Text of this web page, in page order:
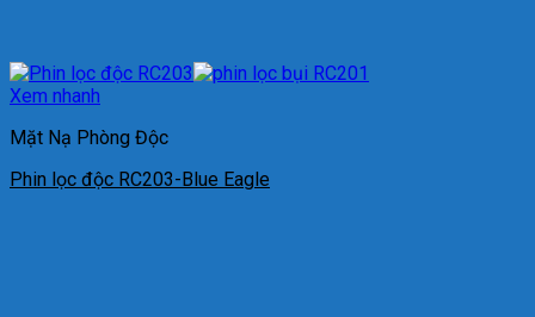
Xem nhanh
Mặt Nạ Phòng Độc
Phin lọc độc RC203-Blue Eagle